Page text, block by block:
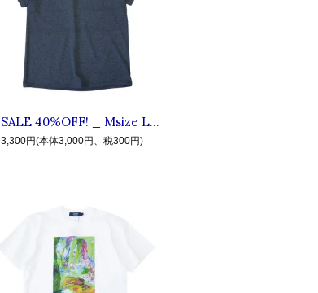
SALE 40%OFF! _ Msize L.I.F.E #4 SIGN ◆ LIVE IN FAB EARTH リブインファブアース : 半袖サインネームTシャツ Dark Heather
3,300円(本体3,000円、税300円)